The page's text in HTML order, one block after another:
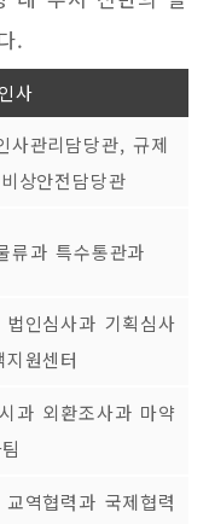
.
사
사관리담당관, 규제
상안전담당관
류과 특수통관과
인심사과 기획심사
원센터
과 외환조사과 마약
역협력과 국제협력